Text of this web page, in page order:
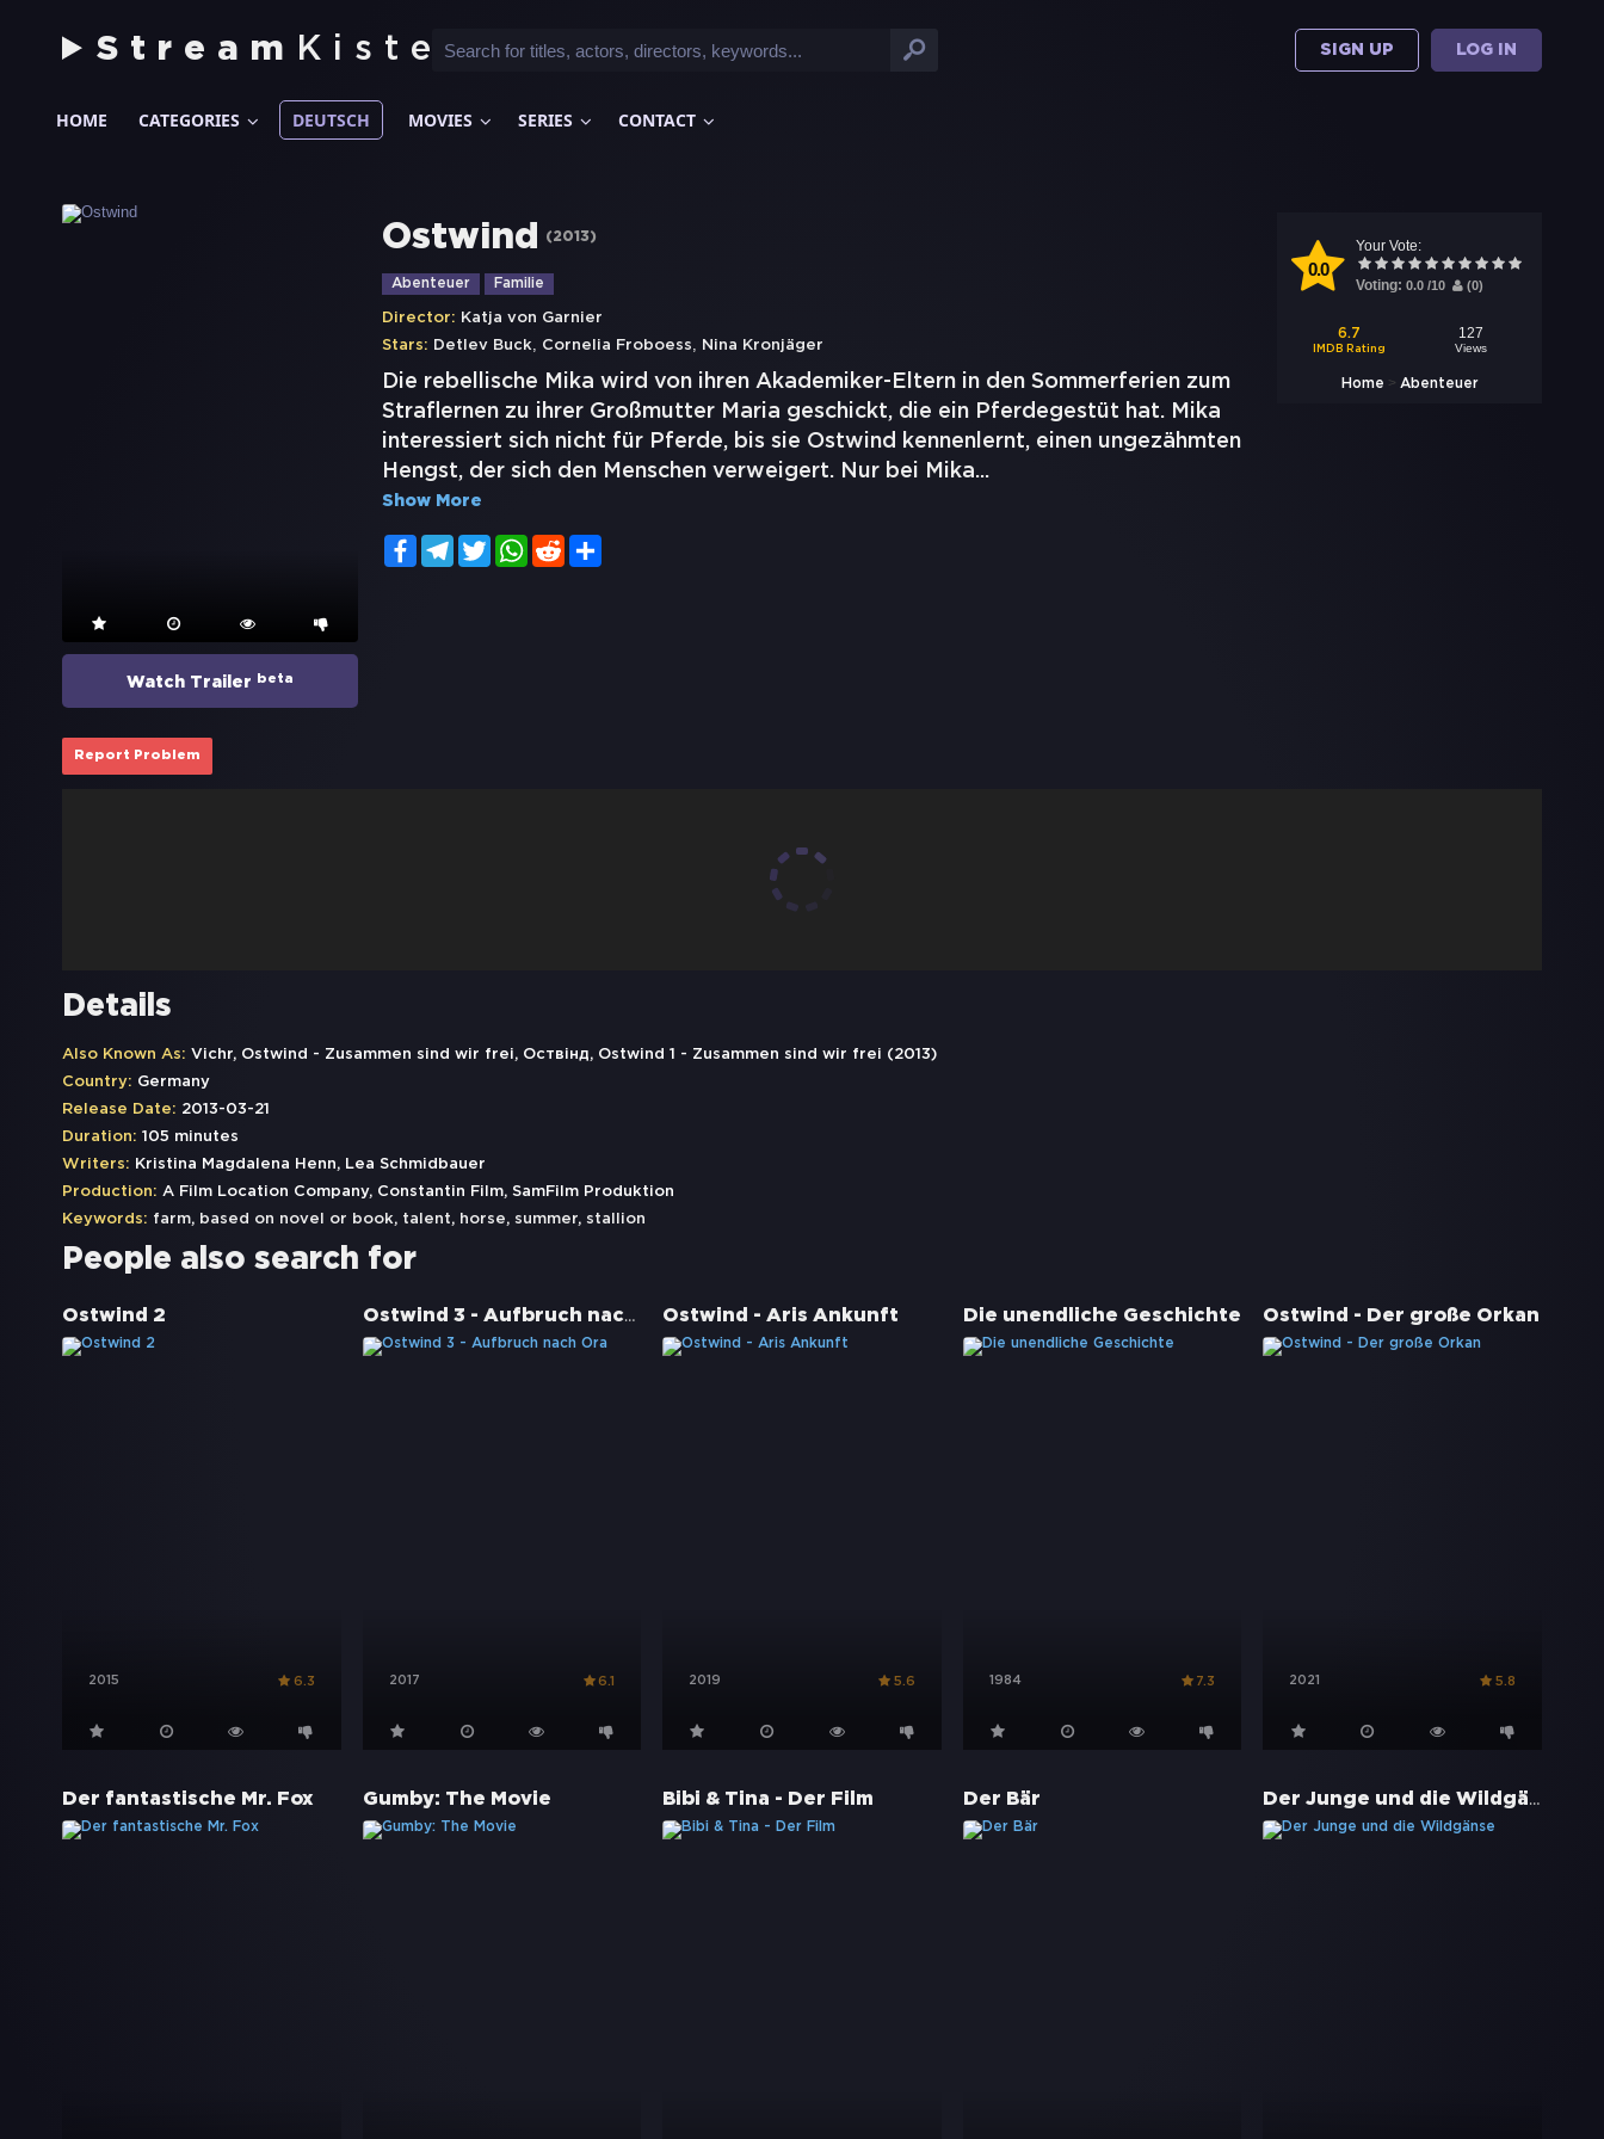
Stream Kiste SIGN UP LOG IN
HOME CATEGORIES DEUTSCH MOVIES SERIES CONTACT
Watch Trailer beta
0.0
Your Vote:
Voting: 0.0 /10 (0)
6.7
IMDB Rating
127
Views
Home > Abenteuer
Ostwind (2013)
Abenteuer Familie
Director: Katja von Garnier
Stars: Detlev Buck, Cornelia Froboess, Nina Kronjäger
Die rebellische Mika wird von ihren Akademiker-Eltern in den Sommerferien zum
Straflernen zu ihrer Großmutter Maria geschickt, die ein Pferdegestüt hat. Mika
interessiert sich nicht für Pferde, bis sie Ostwind kennenlernt, einen ungezähmten
Hengst, der sich den Menschen verweigert. Nur bei Mika...
Show More
FacebookTelegramTwitterWhatsApp
Reddit
Report Problem
Details
Also Known As: Vichr, Ostwind - Zusammen sind wir frei, Оствінд, Ostwind 1 - Zusammen sind wir frei (2013)
Country: Germany
Release Date: 2013-03-21
Duration: 105 minutes
Writers: Kristina Magdalena Henn, Lea Schmidbauer
Production: A Film Location Company, Constantin Film, SamFilm Produktion
Keywords: farm, based on novel or book, talent, horse, summer, stallion
People also search for
Ostwind 2
2015 6.3
Ostwind 3 - Aufbruch nach Ora
2017 6.1
Ostwind - Aris Ankunft
2019 5.6
Die unendliche Geschichte
1984 7.3
Ostwind - Der große Orkan
2021 5.8
Der fantastische Mr. Fox Gumby: The Movie Bibi & Tina - Der Film Der Bär Der Junge und die Wildgänse